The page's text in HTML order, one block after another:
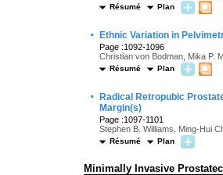
Résumé Plan
· Ethnic Variation in
Page :1092-1096
Christian von Bodman, Mika P.
Résumé Plan
·
Radical Retropubic
Margin(s)
Page :1097-1101
Stephen B. Williams, Ming-Hui
Résumé Plan
Minimally Invasive